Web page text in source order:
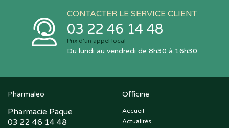
CONTACTER LE SERVICE CLIENT
03 22 46 14 48
Prix d’un appel local
Du lundi au vendredi de 8h30 à 16h30
Pharmaleo
Pharmacie Paque
03 22 46 14 48
Officine
Accueil
Actualités